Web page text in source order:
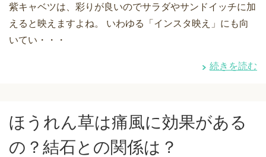
紫キャベツは、彩りが良いのでサラダやサンドイッチに加
えると映えますよね。 いわゆる「インスタ映え」にも向
いてい・・・
続きを読む
ほうれん草は痛風に効果がある
の？結石との関係は？